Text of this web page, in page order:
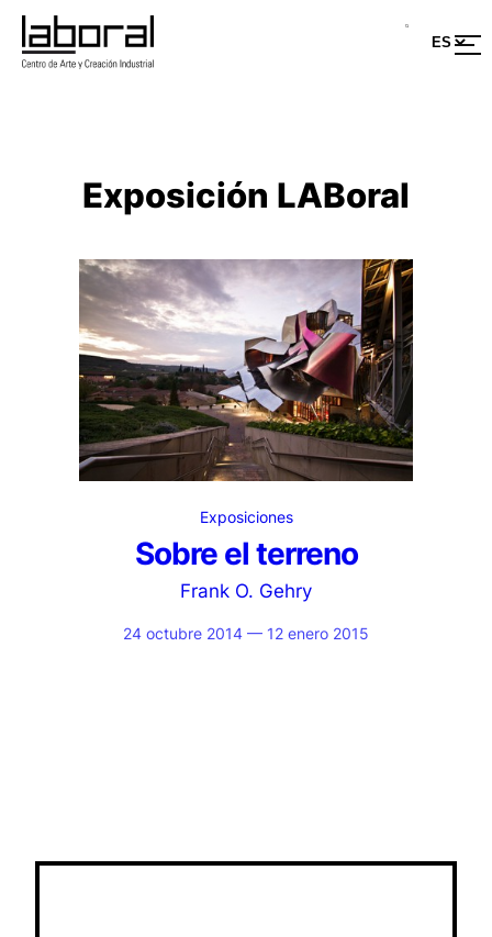
Saltar
contenido
Exposición LABoral
Exposiciones
Sobre el terreno
Frank O. Gehry
24 octubre 2014 — 12 enero 2015